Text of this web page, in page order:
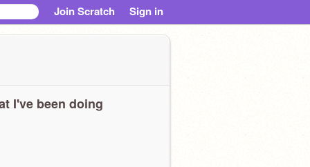
Join Scratch Sign in
I've been doing